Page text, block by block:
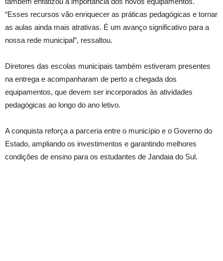
“Esses recursos vão enriquecer as práticas pedagógicas e tornar
as aulas ainda mais atrativas. É um avanço significativo para a
nossa rede municipal”, ressaltou.
Diretores das escolas municipais também estiveram presentes
na entrega e acompanharam de perto a chegada dos
equipamentos, que devem ser incorporados às atividades
pedagógicas ao longo do ano letivo.
A conquista reforça a parceria entre o município e o Governo do
Estado, ampliando os investimentos e garantindo melhores
condições de ensino para os estudantes de Jandaia do Sul.